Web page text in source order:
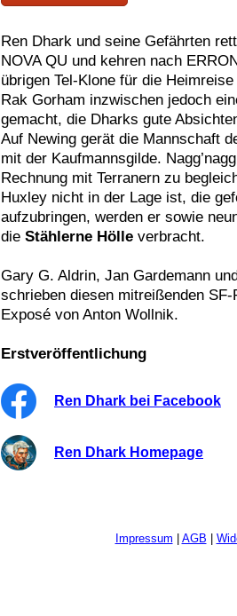
Ren Dhark und seine Gefährten
NOVA QU und kehren nach
übrigen Tel-Klone für die
Rak Gorham inzwischen jedoch
gemacht, die Dharks gute
Auf Newing gerät die Mannschaft
mit der Kaufmannsgilde.
Rechnung mit Terranern zu
Huxley nicht in der Lage ist, die
aufzubringen, werden er sowie
die Stählerne Hölle verbracht.
Gary G. Aldrin, Jan Gardemann
schrieben diesen mitreißenden
Exposé von Anton Wollnik.
Erstveröffentlichung
Ren Dhark bei Facebook
Ren Dhark Homepage
Impressum AGB